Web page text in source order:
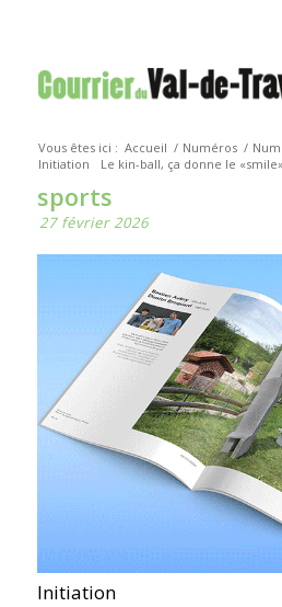
Vous êtes ici : Accueil / Numéros /
Initiation
Le kin-ball, ça donne le
sports
27 février 2026
Initiation